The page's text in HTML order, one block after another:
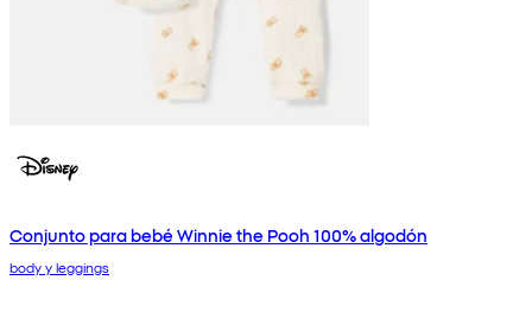
Conjunto para bebé Winnie the Pooh 100% algodón
body y leggings